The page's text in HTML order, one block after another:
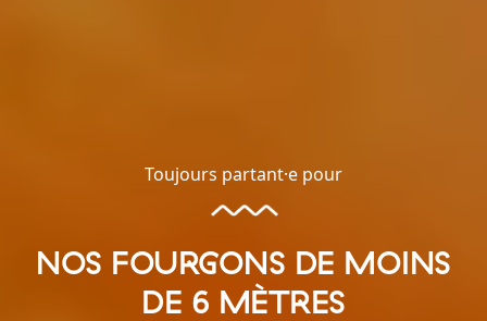
Toujours partant·e pour
NOS FOURGONS DE MOINS
DE 6 MÈTRES